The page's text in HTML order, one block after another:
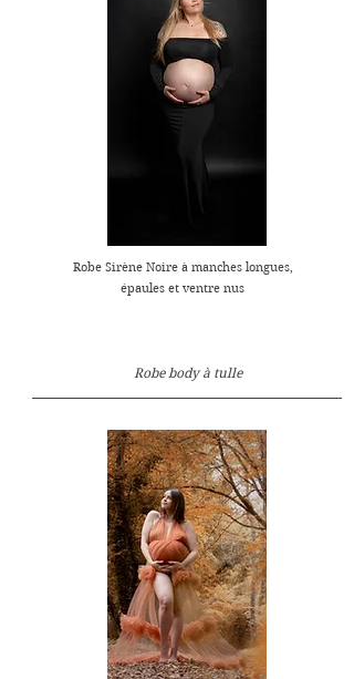
Robe Sirène Noire à manches longues,
épaules et ventre nus
Robe body à tulle